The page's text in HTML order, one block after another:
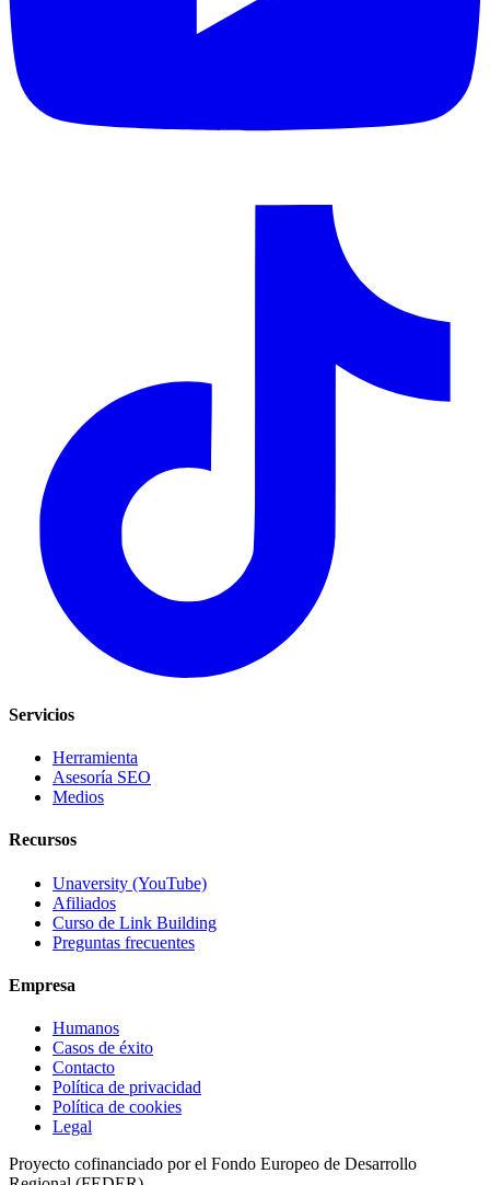
Servicios
Herramienta
Asesoría SEO
Medios
Recursos
Unaversity (YouTube)
Afiliados
Curso de Link Building
Preguntas frecuentes
Empresa
Humanos
Casos de éxito
Contacto
Política de privacidad
Política de cookies
Legal
Proyecto cofinanciado por el Fondo Europeo de Desarrollo